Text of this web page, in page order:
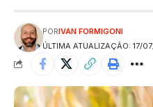
ÚLTIMA ATUALIZAÇÃO: 17/
PORIVAN FORMIGONI